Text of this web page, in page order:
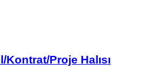
Proje Halısı